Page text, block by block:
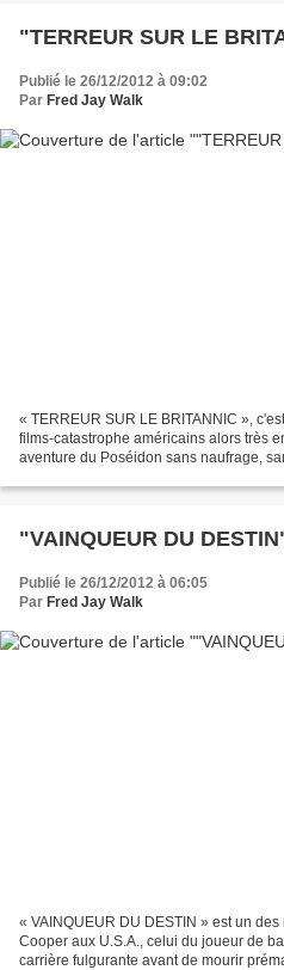
"TERREUR SUR LE
Publié le 26/12/2012 à 09:02
Par Fred Jay Walk
« TERREUR SUR LE BRITANNIC »,
films-catastrophe américains alors très
aventure du Poséidon sans naufrage,
"VAINQUEUR DU
Publié le 26/12/2012 à 06:05
Par Fred Jay Walk
« VAINQUEUR DU DESTIN » est un
Cooper aux U.S.A., celui du joueur de
carrière fulgurante avant de mourir